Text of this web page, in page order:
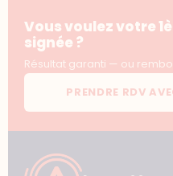
Vous voulez votre
signée ?
Résultat garanti — ou
PRENDRE RDV